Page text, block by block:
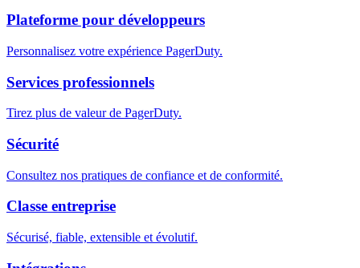
Plateforme pour développeurs
Personnalisez votre expérience PagerDuty.
Services professionnels
Tirez plus de valeur de PagerDuty.
Sécurité
Consultez nos pratiques de confiance et de conformité.
Classe entreprise
Sécurisé, fiable, extensible et évolutif.